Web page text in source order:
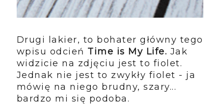
Drugi lakier, to bohater główny tego
wpisu odcień Time is My Life. Jak
widzicie na zdjęciu jest to fiolet.
Jednak nie jest to zwykły fiolet - ja
mówię na niego brudny, szary...
bardzo mi się podoba.